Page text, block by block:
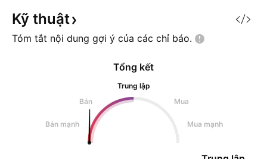
Kỹ thuật
Tóm tắt nội dung gợi ý của các chỉ báo.
Tổng kết
Trung lập
Bán
Mua
Bán mạnh Mua mạnh